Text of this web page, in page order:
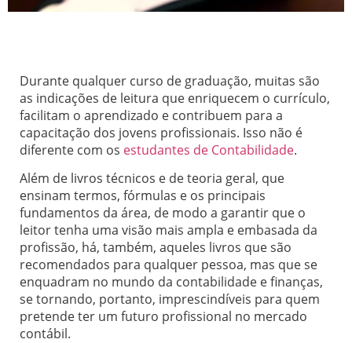
Durante qualquer curso de graduação, muitas são
as indicações de leitura que enriquecem o currículo,
facilitam o aprendizado e contribuem para a
capacitação dos jovens profissionais. Isso não é
diferente com os estudantes de Contabilidade.
Além de livros técnicos e de teoria geral, que
ensinam termos, fórmulas e os principais
fundamentos da área, de modo a garantir que o
leitor tenha uma visão mais ampla e embasada da
profissão, há, também, aqueles livros que são
recomendados para qualquer pessoa, mas que se
enquadram no mundo da contabilidade e finanças,
se tornando, portanto, imprescindíveis para quem
pretende ter um futuro profissional no mercado
contábil.